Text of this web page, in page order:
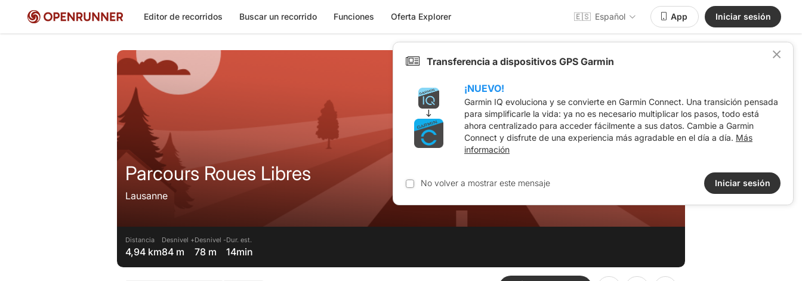
Editor de recorridos Buscar un recorrido Funciones Oferta Explorer 🇪🇸 Español App Iniciar sesión
Parcours Roues Libres
Lausanne
Distancia
4,94 km
Desnivel +
84 m
Desnivel -
78 m
Dur. est.
14min
Transferencia a dispositivos GPS Garmin
¡NUEVO!
Garmin IQ evoluciona y se convierte en Garmin Connect. Una transición pensada
para simplificarle la vida: ya no es necesario multiplicar los pasos, todo está
ahora centralizado para acceder fácilmente a sus datos. Cambie a Garmin
Connect y disfrute de una experiencia más agradable en el día a día. Más
información
No volver a mostrar este mensaje Iniciar sesión